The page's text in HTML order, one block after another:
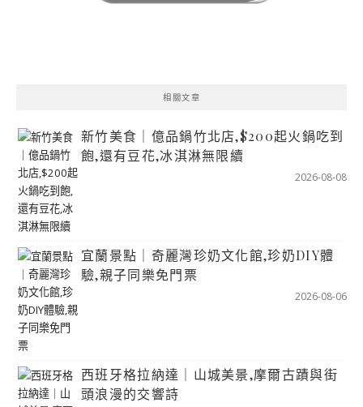
相關文章
新竹美食｜億品鍋竹北店,$200起火鍋吃到
飽,還有豆花,冰淇淋無限續
2026-08-08
宜蘭景點｜奇麗灣珍奶文化館,珍奶DIY體
驗,親子同樂免門票
2026-08-06
西班牙格拉納達｜山城美景,摩爾古蹟與街
頭浪漫的交響詩